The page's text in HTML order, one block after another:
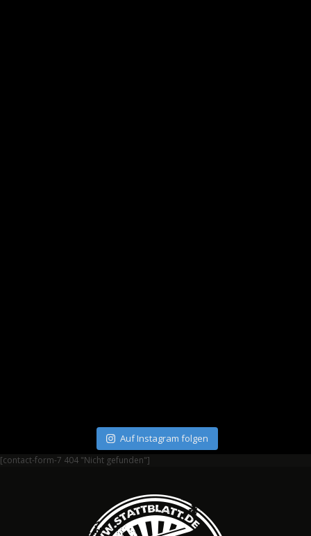
Auf Instagram folgen
[contact-form-7 404 "Nicht gefunden"]